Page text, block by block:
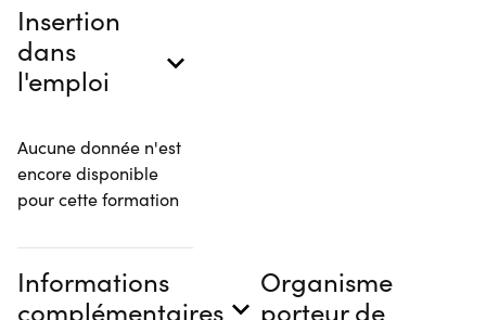
Insertion
dans
l'emploi
Aucune donnée n'est
encore disponible
pour cette formation
Informations
complémentaires
Organisme
porteur de